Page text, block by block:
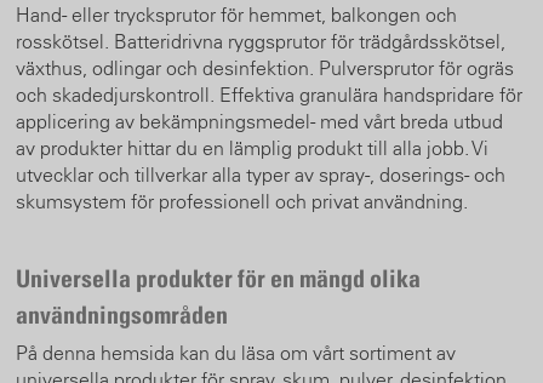
Hand- eller trycksprutor för hemmet, balkongen och
rosskötsel. Batteridrivna ryggsprutor för trädgårdsskötsel,
växthus, odlingar och desinfektion. Pulversprutor för ogräs
och skadedjurskontroll. Effektiva granulära handspridare för
applicering av bekämpningsmedel - med vårt breda utbud
av produkter hittar du en lämplig produkt till alla jobb. Vi
utvecklar och tillverkar alla typer av spray-, doserings- och
skumsystem för professionell och privat användning.
Universella produkter för en mängd olika
användningsområden
På denna hemsida kan du läsa om vårt sortiment av